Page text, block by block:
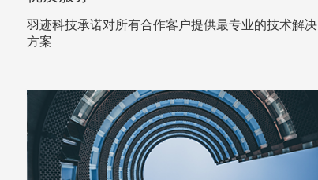
羽迹科技承诺对所有合作客户提供最专业的技术解决
方案